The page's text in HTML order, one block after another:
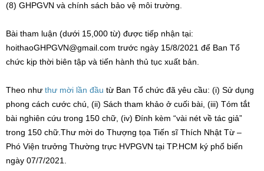
(8) GHPGVN và chính sách bảo vệ môi trường.
Bài tham luận (dưới 15,000 từ) được tiếp nhận tại:
hoithaoGHPGVN@gmail.com trước ngày 15/8/2021 để Ban Tổ
chức kịp thời biên tập và tiến hành thủ tục xuất bản.
Theo như thư mời lần đầu từ Ban Tổ chức đã yêu cầu: (i) Sử dụng
phong cách cước chú, (ii) Sách tham khảo ở cuối bài, (iii) Tóm tắt
bài nghiên cứu trong 150 chữ, (iv) Đính kèm “vài nét về tác giả”
trong 150 chữ.Thư mời do Thượng tọa Tiến sĩ Thích Nhật Từ –
Phó Viện trưởng Thường trực HVPGVN tại TP.HCM ký phổ biến
ngày 07/7/2021.